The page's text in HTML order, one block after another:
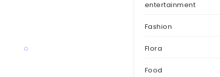
entertainment
Fashion
Flora
Food